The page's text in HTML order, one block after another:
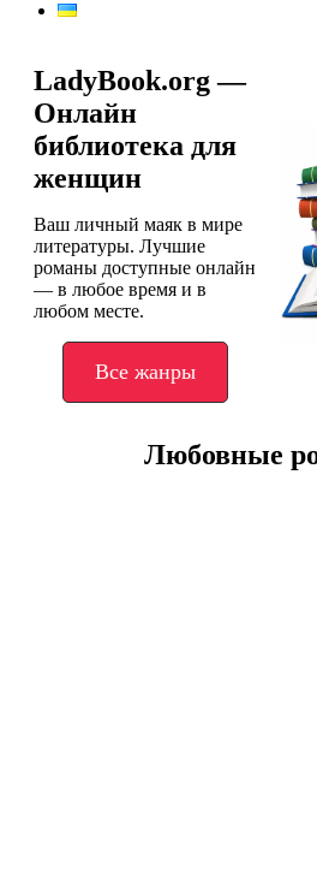
LadyBook.org —
Онлайн
библиотека для
женщин
Ваш личный маяк в мире
литературы. Лучшие
романы доступные онлайн
— в любое время и в
любом месте.
Все жанры
Любовные